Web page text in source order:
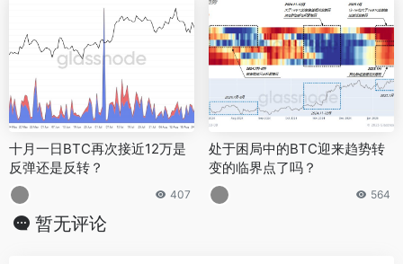
十月一日BTC再次接近12万是
反弹还是反转？
407
处于困局中的BTC迎来趋势转
变的临界点了吗？
564
暂无评论